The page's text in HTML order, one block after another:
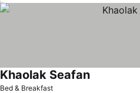
Bed & Breakfast
Khaolak SeafanPreise sehen